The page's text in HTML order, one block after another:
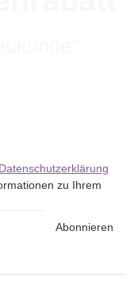
Datenschutzerklärung
zu Ihrem
Abonnieren